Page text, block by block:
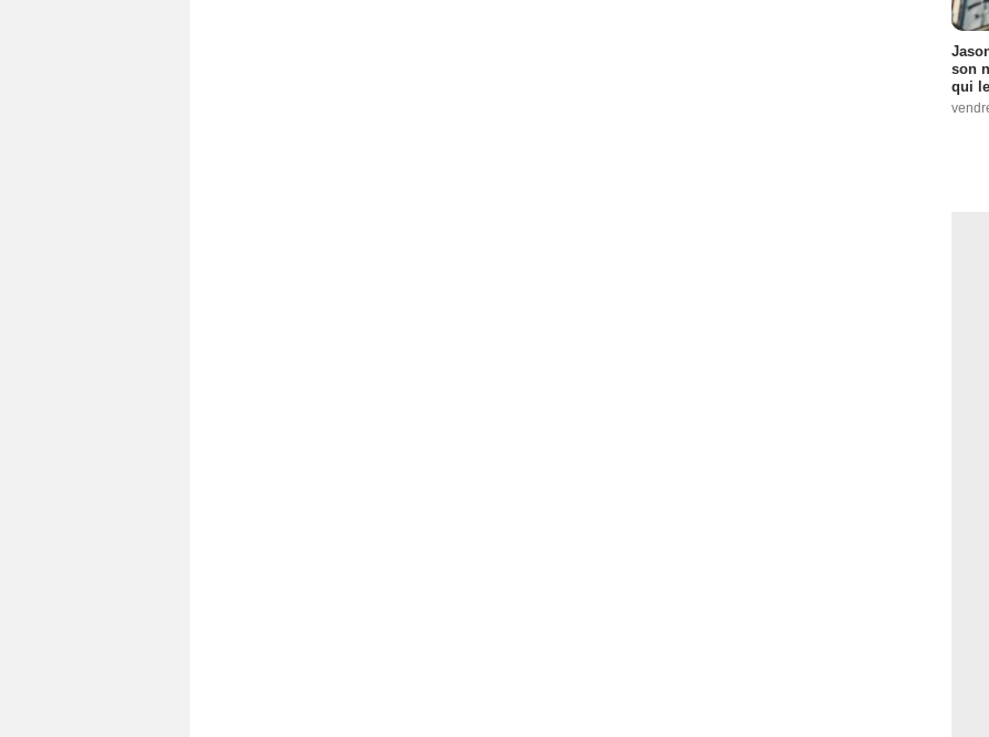
son
qui